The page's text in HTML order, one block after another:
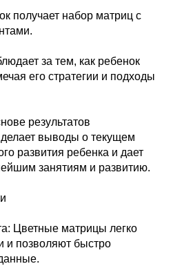
получает набор матриц с
за тем, как ребенок
его стратегии и подходы
результатов
выводы о текущем
развития ребенка и дает
занятиям и развитию.
Цветные матрицы легко
и позволяют быстро